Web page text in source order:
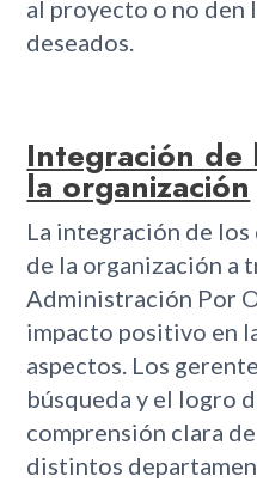
al proyecto o no den
deseados.
Integración de
la organización
La integración de
de la organización a
Administración Por
impacto positivo en
aspectos. Los
búsqueda y el logro
comprensión clara
distintos